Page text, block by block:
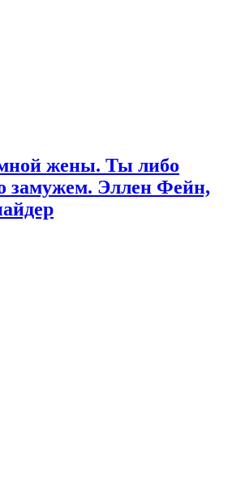
жены. Ты либо
замужем. Эллен Фейн,